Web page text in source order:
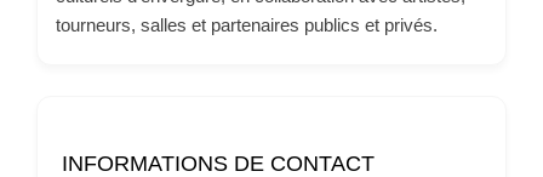
tourneurs, salles et partenaires publics et privés.
INFORMATIONS DE CONTACT